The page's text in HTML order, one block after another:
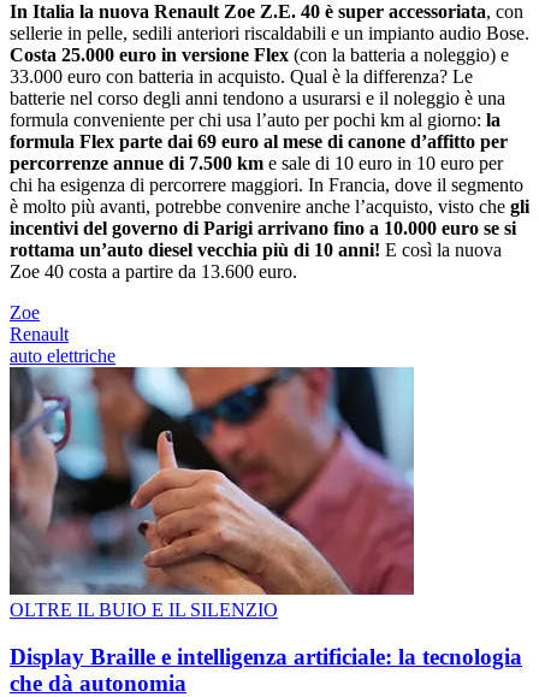
In Italia la nuova Renault Zoe Z.E. 40 è super accessoriata, con
sellerie in pelle, sedili anteriori riscaldabili e un impianto audio Bose.
Costa 25.000 euro in versione Flex (con la batteria a noleggio) e
33.000 euro con batteria in acquisto. Qual è la differenza? Le
batterie nel corso degli anni tendono a usurarsi e il noleggio è una
formula conveniente per chi usa lʼauto per pochi km al giorno: la
formula Flex parte dai 69 euro al mese di canone dʼaffitto per
percorrenze annue di 7.500 km e sale di 10 euro in 10 euro per
chi ha esigenza di percorrere maggiori. In Francia, dove il segmento
è molto più avanti, potrebbe convenire anche lʼacquisto, visto che gli
incentivi del governo di Parigi arrivano fino a 10.000 euro se si
rottama unʼauto diesel vecchia più di 10 anni! E così la nuova
Zoe 40 costa a partire da 13.600 euro.
Zoe
Renault
auto elettriche
OLTRE IL BUIO E IL SILENZIO
Display Braille e intelligenza artificiale: la tecnologia
che dà autonomia